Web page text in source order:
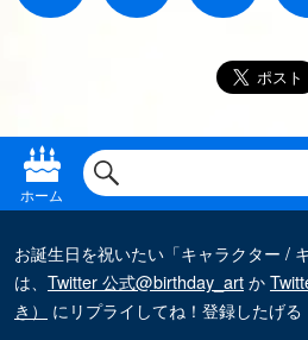
ホーム
お誕生日を祝いたい「キャラクター /
は、 Twitter 公式@birthday_artか
き）
にリプライしてね！登録したげる